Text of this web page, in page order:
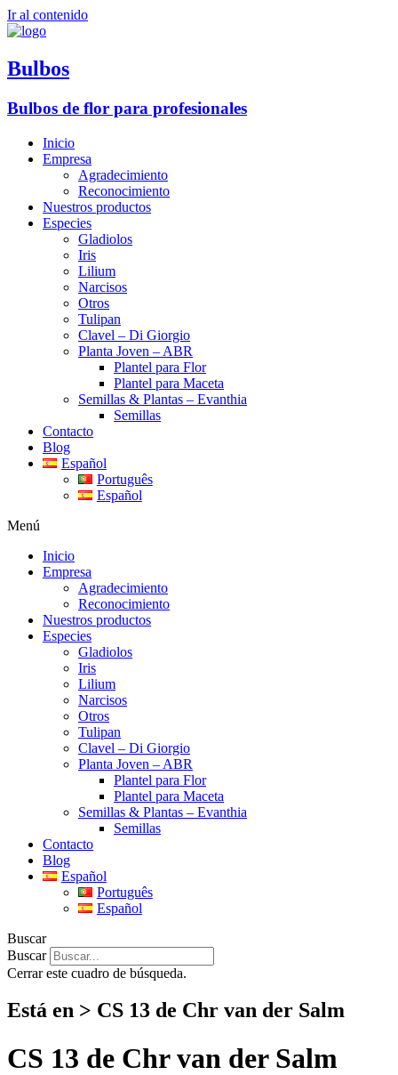
Ir al contenido
Bulbos
Bulbos de flor para profesionales
Inicio
Empresa
Agradecimiento
Reconocimiento
Nuestros productos
Especies
Gladiolos
Iris
Lilium
Narcisos
Otros
Tulipan
Clavel – Di Giorgio
Planta Joven – ABR
Plantel para Flor
Plantel para Maceta
Semillas & Plantas – Evanthia
Semillas
Contacto
Blog
Español
Português
Español
Menú
Inicio
Empresa
Agradecimiento
Reconocimiento
Nuestros productos
Especies
Gladiolos
Iris
Lilium
Narcisos
Otros
Tulipan
Clavel – Di Giorgio
Planta Joven – ABR
Plantel para Flor
Plantel para Maceta
Semillas & Plantas – Evanthia
Semillas
Contacto
Blog
Español
Português
Español
Buscar
Buscar
Cerrar este cuadro de búsqueda.
Está en > CS 13 de Chr van der Salm
CS 13 de Chr van der Salm